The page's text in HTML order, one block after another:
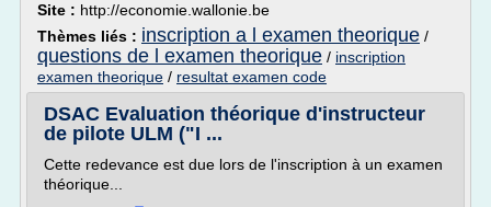
Site : http://economie.wallonie.be
Thèmes liés : inscription a l examen theorique /
questions de l examen theorique / inscription
examen theorique / resultat examen code
DSAC Evaluation théorique d'instructeur
de pilote ULM ("I ...
Cette redevance est due lors de l'inscription à un examen
théorique...